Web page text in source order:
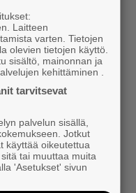
Yrittäjien jäsenille
yritykselle tai
jo kirjautunut
löydät tämän sivun
lisätietokenttä ei
Laitteen
varten. Tietojen
olevien tietojen käyttö.
sisältö, mainonnan ja
kehittäminen .
tarvitsevat
palvelun sisällä,
Jotkut
käyttää oikeutettua
tai muuttaa muita
'Asetukset' sivun